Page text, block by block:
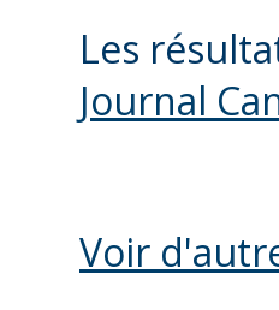
Les
Journal
Voir